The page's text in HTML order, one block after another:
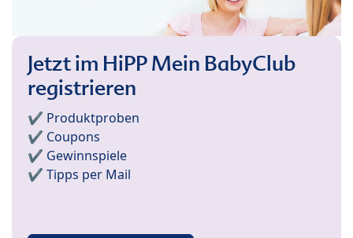
Jetzt im HiPP Mein BabyClub
registrieren
✔️ Produktproben
✔️ Coupons
✔️ Gewinnspiele
✔️ Tipps per Mail